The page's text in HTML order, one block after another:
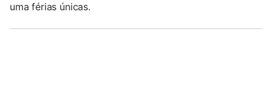
uma férias únicas.